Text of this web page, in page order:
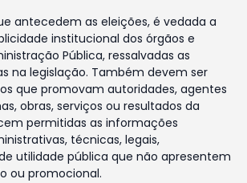
antecedem as eleições, é vedada a
institucional dos órgãos e
Pública, ressalvadas as
na legislação. Também devem ser
que promovam autoridades, agentes
obras, serviços ou resultados da
permitidas as informações
técnicas, legais,
utilidade pública que não apresentem
ou promocional.